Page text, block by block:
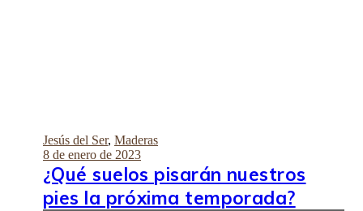
Jesús del Ser, Maderas
8 de enero de 2023
¿Qué suelos pisarán nuestros
pies la próxima temporada?